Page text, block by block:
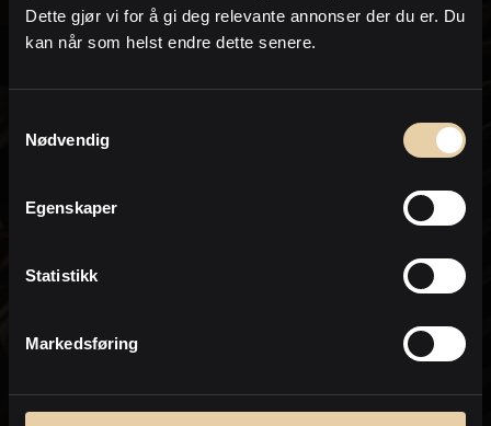
Dette gjør vi for å gi deg relevante annonser der du er. Du
kan når som helst endre dette senere.
Nødvendig
Egenskaper
Statistikk
Markedsføring
om lignende eiendommer som kommer
for salg og annen eiendomsrelatert
Dette inkluderer nyhetsbrev, informasjon
Nordea.
* Ved bestilling av salgsoppgave aksepterer du at